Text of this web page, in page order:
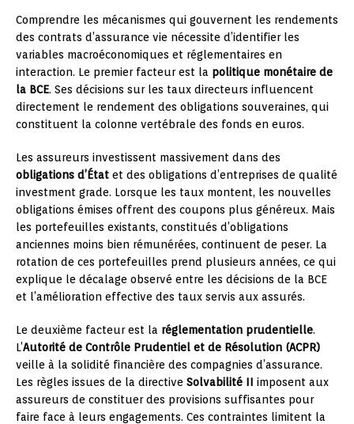
Comprendre les mécanismes qui gouvernent les rendements
des contrats d’assurance vie nécessite d’identifier les
variables macroéconomiques et réglementaires en
interaction. Le premier facteur est la politique monétaire de
la BCE. Ses décisions sur les taux directeurs influencent
directement le rendement des obligations souveraines, qui
constituent la colonne vertébrale des fonds en euros.
Les assureurs investissent massivement dans des
obligations d’État et des obligations d’entreprises de qualité
investment grade. Lorsque les taux montent, les nouvelles
obligations émises offrent des coupons plus généreux. Mais
les portefeuilles existants, constitués d’obligations
anciennes moins bien rémunérées, continuent de peser. La
rotation de ces portefeuilles prend plusieurs années, ce qui
explique le décalage observé entre les décisions de la BCE
et l’amélioration effective des taux servis aux assurés.
Le deuxième facteur est la réglementation prudentielle.
L’Autorité de Contrôle Prudentiel et de Résolution (ACPR)
veille à la solidité financière des compagnies d’assurance.
Les règles issues de la directive Solvabilité II imposent aux
assureurs de constituer des provisions suffisantes pour
faire face à leurs engagements. Ces contraintes limitent la